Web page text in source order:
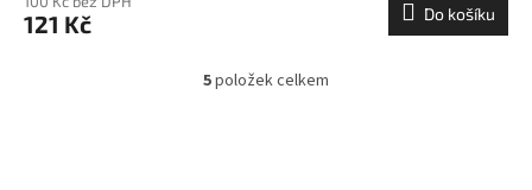
121 Kč Do košíku
O
5položek celkem